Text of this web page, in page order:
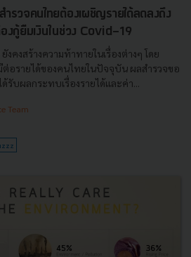
วจคนไทยต้องเผชิญรายได้ลดลงถึง
งกู้ยืมเงินในช่วง Covid-19
คงสร้างความท้าทายในเรื่องต่างๆ โดย
อรายได้ของคนไทยในปัจจุบัน ผลสำรวจขอ
บผลกระทบเรื่องรายได้และค่า...
Team